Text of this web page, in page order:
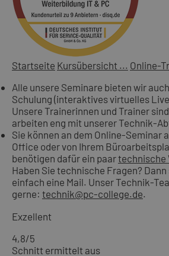
Startseite Kursübersicht ... Online-
Alle unsere Seminare bieten wir
Schulung (interaktives virtuelles
Unsere Trainerinnen und Trainer
arbeiten eng mit unserer Technik-
Sie können an dem Online-Seminar
Office oder von Ihrem
benötigen dafür ein paartechnische
Haben Sie technische Fragen?
einfach eine Mail. Unser Technik-
gerne: technik@pc-college.de.
Exzellent
4,8/5
Schnitt ermittelt aus